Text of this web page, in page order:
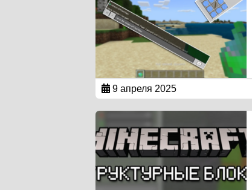
9 апреля 2025